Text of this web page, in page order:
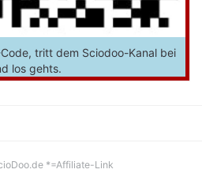
tritt dem Sciodoo-Kanal bei
los gehts.
*=Affiliate-Link